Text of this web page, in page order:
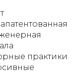
практики